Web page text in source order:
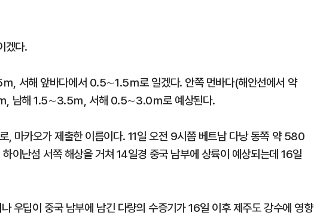
겠다.
, 서해 앞바다에서 0.5∼1.5ｍ로 일겠다. 안쪽 먼바다(해안선에서 약
남해 1.5∼3.5ｍ, 서해 0.5∼3.0ｍ로 예상된다.
, 마카오가 제출한 이름이다. 11일 오전 9시쯤 베트남 다낭 동쪽 약 580
이난섬 서쪽 해상을 거쳐 14일경 중국 남부에 상륙이 예상되는데 16일
우딥이 중국 남부에 남긴 다량의 수증기가 16일 이후 제주도 강수에 영향